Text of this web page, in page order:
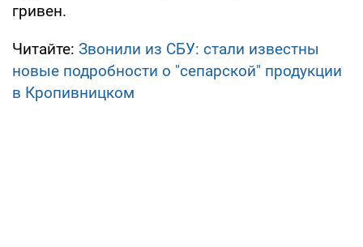
гривен.
Читайте: Звонили из СБУ: стали известны
новые подробности о "сепарской" продукции
в Кропивницком